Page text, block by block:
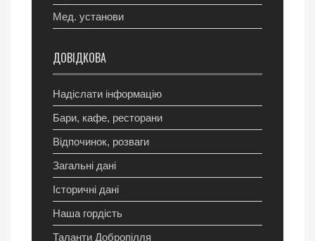
Мед. установи
ДОВІДКОВА
Надіслати інформацію
Бари, кафе, ресторани
Відпочинок, розваги
Загальні дані
Історичні дані
Наша гордість
Таланти Добропілля